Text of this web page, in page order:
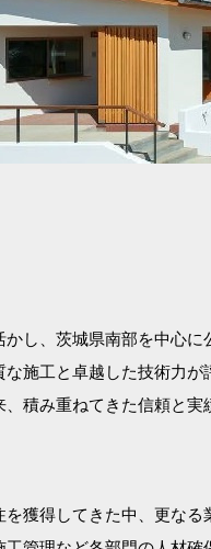
し、茨城県南部を中心に
施工と卓越した技術力が
積み重ねてきた信頼と実
獲得してきた中、更なる